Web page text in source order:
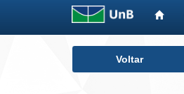
Voltar